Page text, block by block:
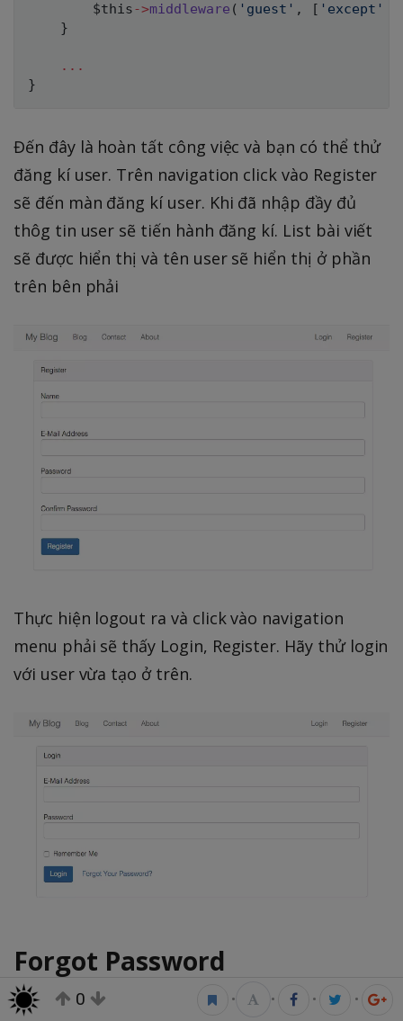
$this->middleware ( 'guest' , [ 'except'
}
...
}
Đến đây là hoàn tất công việc và bạn có thể thử
đăng kí user. Trên navigation click vào Register
sẽ đến màn đăng kí user. Khi đã nhập đầy đủ
thôg tin user sẽ tiến hành đăng kí. List bài viết
sẽ được hiển thị và tên user sẽ hiển thị ở phần
trên bên phải
Thực hiện logout ra và click vào navigation
menu phải sẽ thấy Login, Register. Hãy thử login
với user vừa tạo ở trên.
Forgot Password
Như vậy đã xong phần login với đăng kí ở trên,
0 • • • •